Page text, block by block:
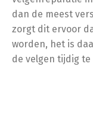
dan de meest
zorgt dit ervoor
worden, het is
de velgen tijdig